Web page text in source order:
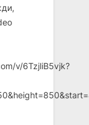
v/6TzjliB5vjk?